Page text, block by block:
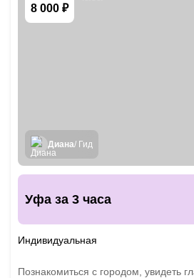
8 000 ₽
Диана/ Гид
Уфа за 3 часа
Индивидуальная
Познакомиться с городом, увидеть